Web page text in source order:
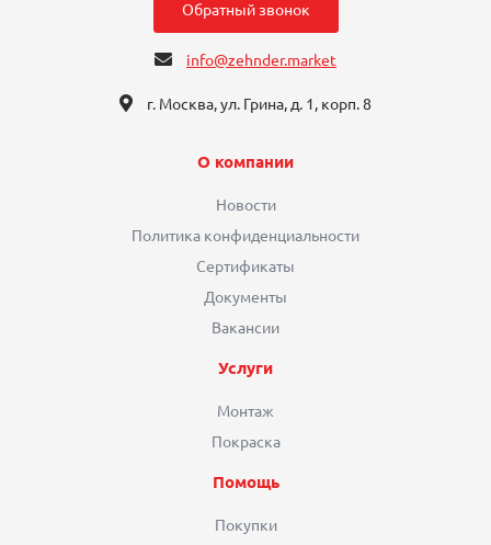
Обратный звонок
info@zehnder.market
г. Москва, ул. Грина, д. 1, корп. 8
О компании
Новости
Политика конфиденциальности
Сертификаты
Документы
Вакансии
Услуги
Монтаж
Покраска
Помощь
Покупки